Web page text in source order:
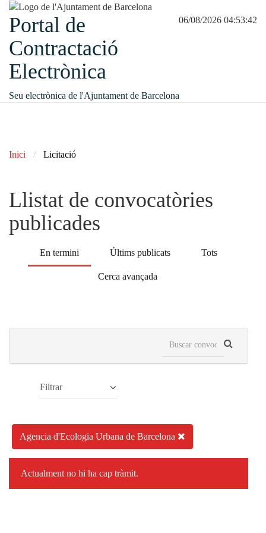
06/08/2026 04:53:42
Portal de
Contractació
Electrònica
Seu electrònica de l'Ajuntament de Barcelona
Inici Licitació
Llistat de convocatòries
publicades
En termini Últims publicats Tots
Cerca avançada
Filtrar
Agencia d'Ecologia Urbana de Barcelona
Actualment no hi ha cap tràmit.